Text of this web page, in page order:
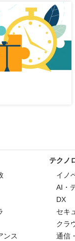
ンス
テクノ
イノ
AI・
DX
セキ
クラ
通信